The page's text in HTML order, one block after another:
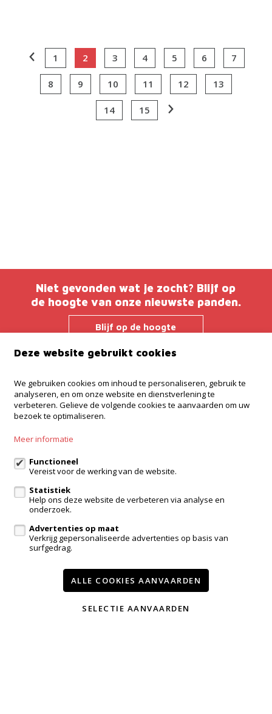
1 2 3 4 5 6 7
8 9 10 11 12 13
14 15
Niet gevonden wat je zocht? Blijf op
de hoogte van onze nieuwste panden.
Blijf op de hoogte
Immo Troef
Brusselsesteenweg 38
9280 Lebbeke
info@immotroef.be
Volg ons op:
Te huur
Contact
Deze website gebruikt cookies
We gebruiken cookies om inhoud te personaliseren, gebruik te
analyseren, en om onze website en dienstverlening te
verbeteren. Gelieve de volgende cookies te aanvaarden om uw
bezoek te optimaliseren.
Meer informatie
Functioneel
Vereist voor de werking van de website.
Statistiek
Help ons deze website de verbeteren via analyse en
onderzoek.
Advertenties op maat
Verkrijg gepersonaliseerde advertenties op basis van
surfgedrag.
ALLE COOKIES AANVAARDEN
SELECTIE AANVAARDEN